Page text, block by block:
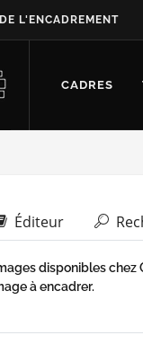
L'ENCADREMENT
CADRES
Éditeur
disponibles
à encadrer.